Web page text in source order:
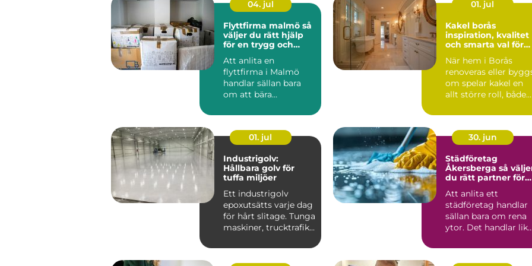
04. jul
Flyttfirma malmö så
väljer du rätt hjälp
för en trygg och
Att anlita en
flyttfirma i Malmö
handlar sällan bara
om att bära
A till B. För ...
01. jul
Kakel borås
inspiration, kvalitet
och smarta val för
När hem i Borås
renoveras eller
om spelar kakel en
allt större roll, både
01. jul
Industrigolv:
Hållbara golv för
tuffa miljöer
Ett industrigolv
epoxutsätts varje dag
för hårt slitage. Tunga
maskiner, trucktrafik...
30. jun
Städföretag
Åkersberga så väljer
du rätt partner för
Att anlita ett
städföretag handlar
sällan bara om rena
ytor. Det handlar lika
ko...